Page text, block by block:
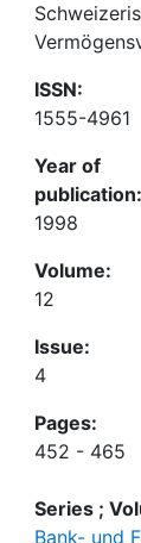
ISSN:
1555-4961
Year of
publication:
1998
Volume:
12
Issue:
4
Pages:
452 - 465
Series ;
Bank- und